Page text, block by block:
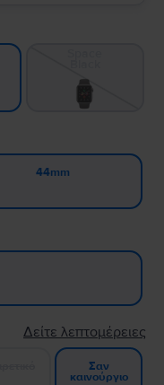
44mm
Δείτε λεπτομέρειες
Σαν
καινούργιο